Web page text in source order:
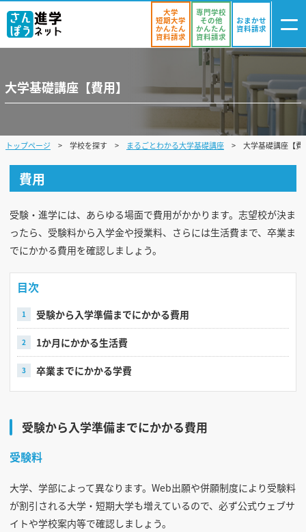
ログイン
・登録
気になる 資料リスト
進学イベント
入試・受験入門
お役立ち情報
見学会WEB手引書
校内オンラインガイダンス
大学
短期大学
かんたん
資料請求
専門学校
その他
かんたん
資料請求
おまかせ
資料請求
大学基礎講座【費用】
トップページ 学校を探す まるごとわかる大学基礎講座 大学基礎講座【費
費用
受験・進学には、あらゆる場面で費用がかかります。志望校が決ま
ったら、受験料から入学金や授業料、さらには生活費まで、卒業ま
でにかかる費用を確認しましょう。
目次
受験から入学準備までにかかる費用
1か月にかかる生活費
卒業までにかかる学費
受験から入学準備までにかかる費用
受験料
大学、学部によって異なります。Web出願や併願制度により受験料
が割引される大学・短期大学も増えているので、必ず公式ウェブサ
イトや学校案内等で確認しましょう。